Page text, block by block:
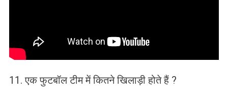
11. एक फुटबॉल टीम में कितने खिलाड़ी होते हैं ?